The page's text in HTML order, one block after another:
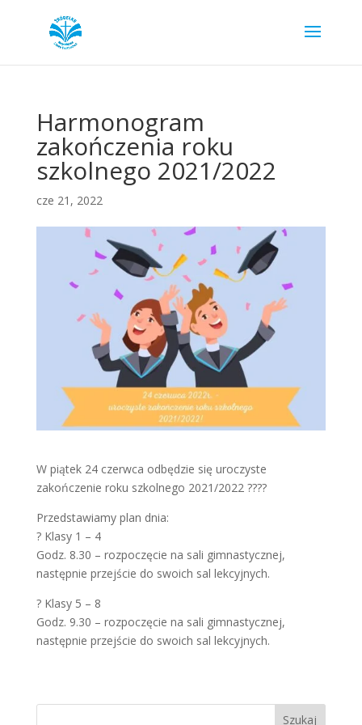
Harmonogram
zakończenia roku
szkolnego 2021/2022
cze 21, 2022
W piątek 24 czerwca odbędzie się uroczyste
zakończenie roku szkolnego 2021/2022 ?‍??‍?
Przedstawiamy plan dnia:
? Klasy 1 – 4
Godz. 8.30 – rozpoczęcie na sali gimnastycznej,
następnie przejście do swoich sal lekcyjnych.
? Klasy 5 – 8
Godz. 9.30 – rozpoczęcie na sali gimnastycznej,
następnie przejście do swoich sal lekcyjnych.